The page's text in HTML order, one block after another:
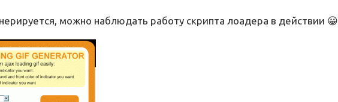
можно наблюдать работу скрипта лоадера в действии 😀